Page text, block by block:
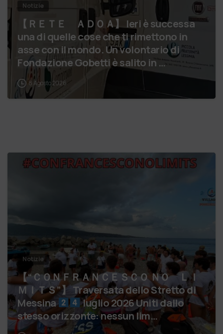
Notizie
【 ＲＥＴＥ ＡＤＯＡ】 Ieri è successa
una di quelle cose che ti rimettono in
asse con il mondo. Un volontario di
Fondazione Gobetti è salito in …
8 Agosto 2026
Notizie
【 “ＣＯＮＦＲＡＮＣＥＳＣＯ ＮＯ ＬＩ
ＭＩＴＳ”】 Traversata dello Stretto di
Messina
luglio 2026 Uniti dallo
stesso orizzonte: nessun lim…